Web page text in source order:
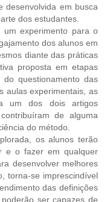
desenvolvida em busca
dos estudantes.
experimento para o
dos alunos em
diante das práticas
proposta em etapas
questionamento das
aulas experimentais, as
um dos dois artigos
de alguma
do método.
os alunos terão
e o fazer em qualquer
desenvolver melhores
torna-se imprescindível
das definições
ser capazes de